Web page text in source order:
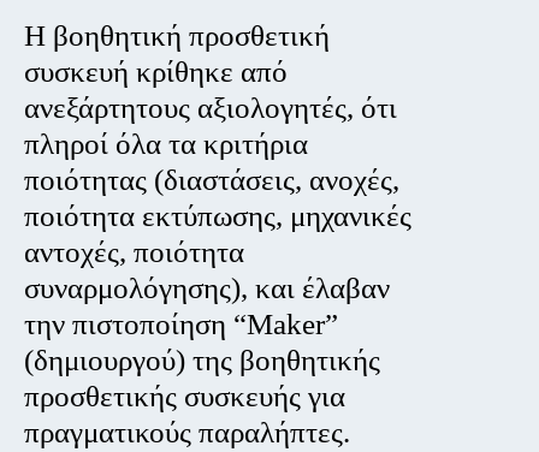
Η βοηθητική προσθετική
συσκευή κρίθηκε από
ανεξάρτητους αξιολογητές, ότι
πληροί όλα τα κριτήρια
ποιότητας (διαστάσεις, ανοχές,
ποιότητα εκτύπωσης, μηχανικές
αντοχές, ποιότητα
συναρμολόγησης), και έλαβαν
την πιστοποίηση “Maker”
(δημιουργού) της βοηθητικής
προσθετικής συσκευής για
πραγματικούς παραλήπτες.